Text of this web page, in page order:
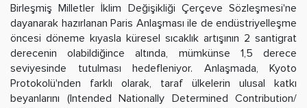
Birleşmiş Milletler İklim Değişikliği Çerçeve Sözleşmesi'ne
dayanarak hazırlanan Paris Anlaşması ile de endüstriyelleşme
öncesi döneme kıyasla küresel sıcaklık artışının 2 santigrat
derecenin olabildiğince altında, mümkünse 1,5 derece
seviyesinde tutulması hedefleniyor. Anlaşmada, Kyoto
Protokolü'nden farklı olarak, taraf ülkelerin ulusal katkı
beyanlarını (Intended Nationally Determined Contribution/